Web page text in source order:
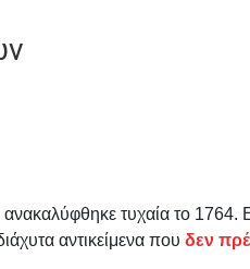
τυχαία το 1764.
αντικείμενα που δεν